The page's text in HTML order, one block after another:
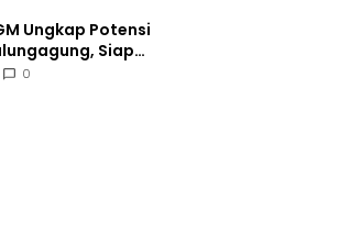
Ungkap Potensi
Siap
Nasional hingga
0